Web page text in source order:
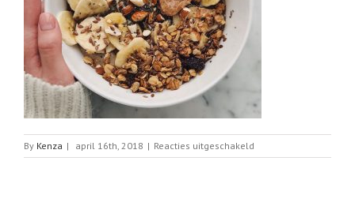
By Kenza | april 16th, 2018 | Reacties uitgeschakeld
Havermout